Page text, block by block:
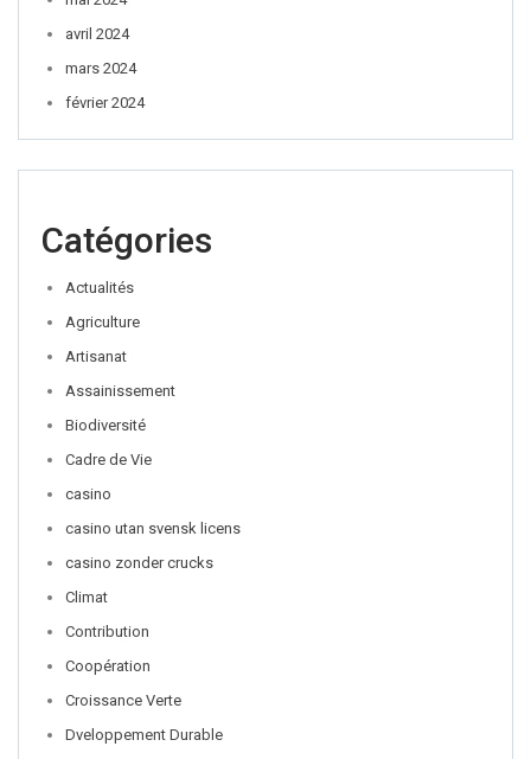
avril 2024
mars 2024
février 2024
Catégories
Actualités
Agriculture
Artisanat
Assainissement
Biodiversité
Cadre de Vie
casino
casino utan svensk licens
casino zonder crucks
Climat
Contribution
Coopération
Croissance Verte
Dveloppement Durable